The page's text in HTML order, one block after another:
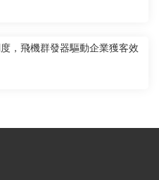
，飛機群發器驅動企業獲客效